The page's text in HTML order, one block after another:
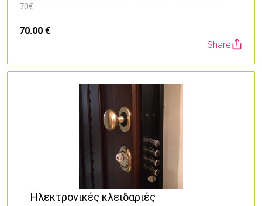
70€
70.00 €
Share
Ηλεκτρονικές κλειδαριές